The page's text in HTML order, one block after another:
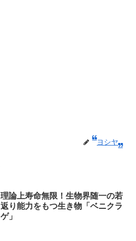
ヨシヤ
理論上寿命無限！生物界随一の若
返り能力をもつ生き物「ベニクラ
ゲ」